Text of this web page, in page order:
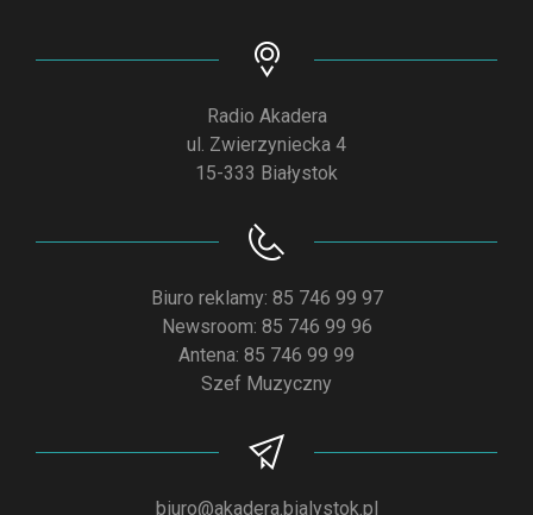
Radio Akadera
ul. Zwierzyniecka 4
15-333 Białystok
Biuro reklamy: 85 746 99 97
Newsroom: 85 746 99 96
Antena: 85 746 99 99
Szef Muzyczny
biuro@akadera.bialystok.pl